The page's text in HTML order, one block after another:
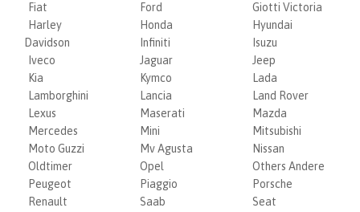
Fiat
Ford
Giotti Victoria
Harley
Davidson
Honda
Hyundai
Infiniti
Isuzu
Iveco
Jaguar
Jeep
Kia
Kymco
Lada
Lamborghini
Lancia
Land Rover
Lexus
Maserati
Mazda
Mercedes
Mini
Mitsubishi
Moto Guzzi
Mv Agusta
Nissan
Oldtimer
Opel
Others Andere
Peugeot
Piaggio
Porsche
Renault
Saab
Seat